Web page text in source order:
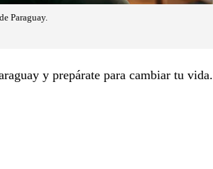
Paraguay.
y prepárate para cambiar tu vida.